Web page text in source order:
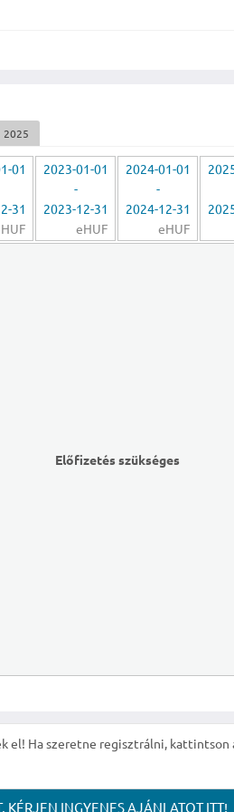
2025
01
31
2023-01-01
-
2023-12-31
eHUF
2024-01-01
-
2024-12-31
eHUF
Előfizetés szükséges
el! Ha szeretne regisztrálni, kattintson
KÉRJEN INGYENES AJÁNLATOT ITT!